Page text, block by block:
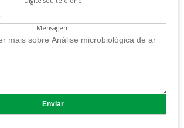
Mensagem